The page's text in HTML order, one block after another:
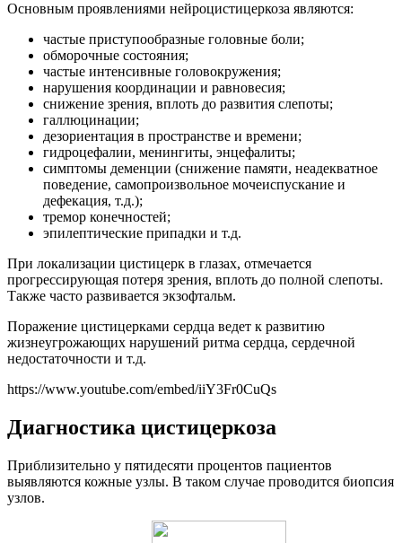
Основным проявлениями нейроцистицеркоза являются:
частые приступообразные головные боли;
обморочные состояния;
частые интенсивные головокружения;
нарушения координации и равновесия;
снижение зрения, вплоть до развития слепоты;
галлюцинации;
дезориентация в пространстве и времени;
гидроцефалии, менингиты, энцефалиты;
симптомы деменции (снижение памяти, неадекватное
поведение, самопроизвольное мочеиспускание и
дефекация, т.д.);
тремор конечностей;
эпилептические припадки и т.д.
При локализации цистицерк в глазах, отмечается
прогрессирующая потеря зрения, вплоть до полной слепоты.
Также часто развивается экзофтальм.
Поражение цистицерками сердца ведет к развитию
жизнеугрожающих нарушений ритма сердца, сердечной
недостаточности и т.д.
https://www.youtube.com/embed/iiY3Fr0CuQs
Диагностика цистицеркоза
Приблизительно у пятидесяти процентов пациентов
выявляются кожные узлы. В таком случае проводится биопсия
узлов.